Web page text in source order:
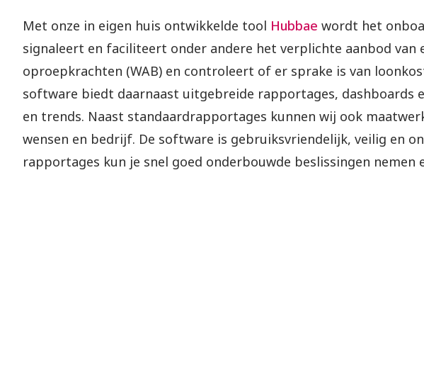
Met onze in eigen huis ontwikkelde tool Hubbae wordt het
signaleert en faciliteert onder andere het verplichte aanbod van
oproepkrachten (WAB) en controleert of er sprake is van
software biedt daarnaast uitgebreide rapportages, dashboards
en trends. Naast standaardrapportages kunnen wij ook
wensen en bedrijf. De software is gebruiksvriendelijk, veilig en
rapportages kun je snel goed onderbouwde beslissingen